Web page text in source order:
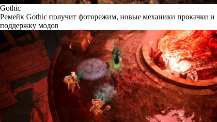
Gothic
Ремейк Gothic получит фоторежим, новые механики прокачки и
поддержку модов